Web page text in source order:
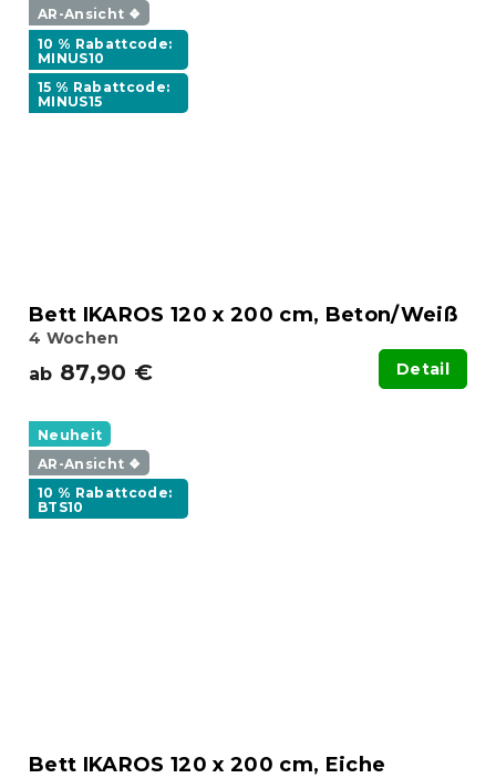
AR-Ansicht ❖
10 % Rabattcode:
MINUS10
15 % Rabattcode:
MINUS15
Bett IKAROS 120 x 200 cm, Beton/Weiß
4 Wochen
ab 87,90 € Detail
Neuheit
AR-Ansicht ❖
10 % Rabattcode:
BTS10
Bett IKAROS 120 x 200 cm, Eiche